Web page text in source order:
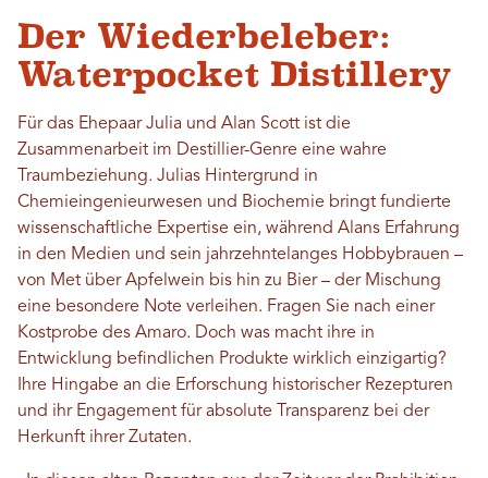
Der Wiederbeleber:
Waterpocket Distillery
Für das Ehepaar Julia und Alan Scott ist die
Zusammenarbeit im Destillier-Genre eine wahre
Traumbeziehung. Julias Hintergrund in
Chemieingenieurwesen und Biochemie bringt fundierte
wissenschaftliche Expertise ein, während Alans Erfahrung
in den Medien und sein jahrzehntelanges Hobbybrauen –
von Met über Apfelwein bis hin zu Bier – der Mischung
eine besondere Note verleihen. Fragen Sie nach einer
Kostprobe des Amaro. Doch was macht ihre in
Entwicklung befindlichen Produkte wirklich einzigartig?
Ihre Hingabe an die Erforschung historischer Rezepturen
und ihr Engagement für absolute Transparenz bei der
Herkunft ihrer Zutaten.